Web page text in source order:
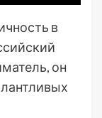
в
он